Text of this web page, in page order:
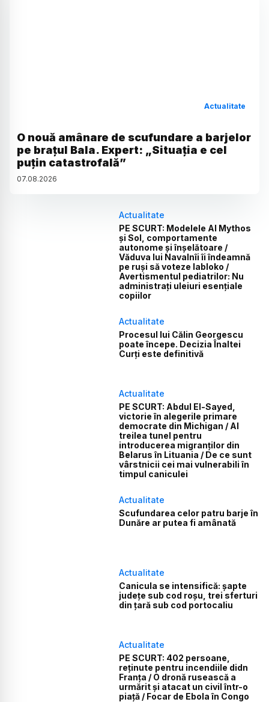
Actualitate
O nouă amânare de scufundare a barjelor
pe brațul Bala. Expert: „Situația e cel
puțin catastrofală”
07.08.2026
Actualitate
PE SCURT: Modelele AI Mythos
și Sol, comportamente
autonome și înșelătoare /
Văduva lui Navalnîi îi îndeamnă
pe ruși să voteze Iabloko /
Avertismentul pediatrilor: Nu
administrați uleiuri esențiale
copiilor
Actualitate
Procesul lui Călin Georgescu
poate începe. Decizia Înaltei
Curți este definitivă
Actualitate
PE SCURT: Abdul El-Sayed,
victorie în alegerile primare
democrate din Michigan / Al
treilea tunel pentru
introducerea migranților din
Belarus în Lituania / De ce sunt
vârstnicii cei mai vulnerabili în
timpul caniculei
Actualitate
Scufundarea celor patru barje în
Dunăre ar putea fi amânată
Actualitate
Canicula se intensifică: șapte
județe sub cod roșu, trei sferturi
din țară sub cod portocaliu
Actualitate
PE SCURT: 402 persoane,
reținute pentru incendiile didn
Franța / O dronă rusească a
urmărit și atacat un civil într-o
piață / Focar de Ebola în Congo